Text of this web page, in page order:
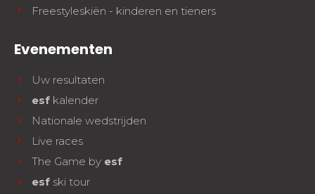
Freestyleskiën - kinderen en tieners
Evenementen
Uw resultaten
esf kalender
Nationale wedstrijden
Live races
The Game by esf
esf ski tour